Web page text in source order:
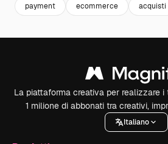
payment ecommerce acquisti
La piattaforma creativa per realizzare
1 milione di abbonati tra creativi,
Italiano